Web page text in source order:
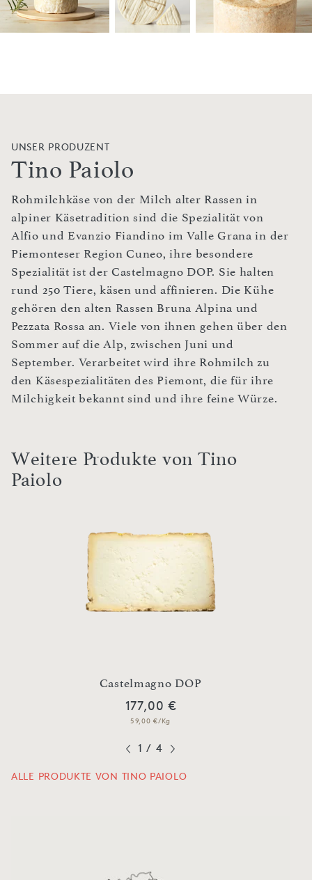
UNSER PRODUZENT
Tino Paiolo
Rohmilchkäse von der Milch alter Rassen in
alpiner Käsetradition sind die Spezialität von
Alfio und Evanzio Fiandino im Valle Grana in der
Piemonteser Region Cuneo, ihre besondere
Spezialität ist der Castelmagno DOP. Sie halten
rund 250 Tiere, käsen und affinieren. Die Kühe
gehören den alten Rassen Bruna Alpina und
Pezzata Rossa an. Viele von ihnen gehen über den
Sommer auf die Alp, zwischen Juni und
September. Verarbeitet wird ihre Rohmilch zu
den Käsespezialitäten des Piemont, die für ihre
Milchigkeit bekannt sind und ihre feine Würze.
Weitere Produkte von Tino
Paiolo
Castelmagno DOP
177,00 €
59,00 €/Kg
1 / 4
ALLE PRODUKTE VON TINO PAIOLO